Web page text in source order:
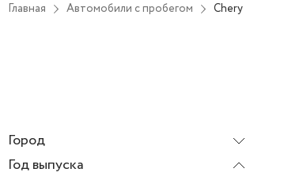
Главная Автомобили с пробегом Chery
Город
Все города
Год выпуска